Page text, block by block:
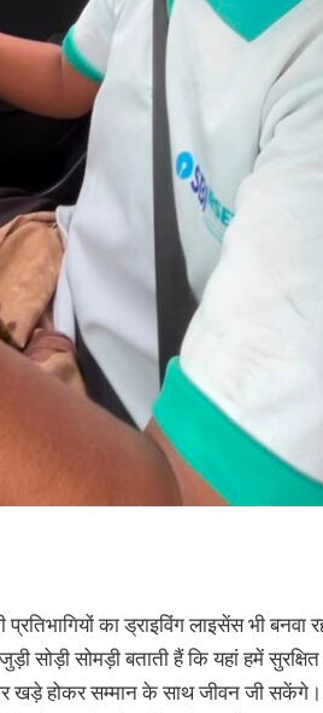
का ड्राइविंग लाइसेंस भी बनवा
सोड़ी सोमड़ी बताती हैं कि यहां हमें सुरक्षित
खड़े होकर सम्मान के साथ जीवन जी